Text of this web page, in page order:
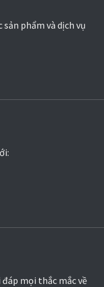
phẩm và dịch vụ
mọi thắc mắc về